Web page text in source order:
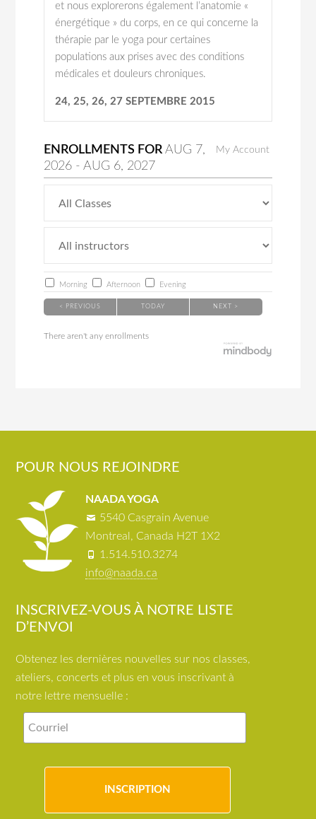
et nous explorerons également l’anatomie «
énergétique » du corps, en ce qui concerne la
thérapie par le yoga pour certaines
populations aux prises avec des conditions
médicales et douleurs chroniques.
24, 25, 26, 27 SEPTEMBRE 2015
My Account
ENROLLMENTS FORAUG 7,
2026 -AUG 6, 2027
Morning Afternoon Evening
< PREVIOUS TODAY NEXT >
There aren't any enrollments
POUR NOUS REJOINDRE
NAADA YOGA
5540 Casgrain Avenue
Montreal, Canada H2T 1X2
1.514.510.3274
info@naada.ca
INSCRIVEZ-VOUS À NOTRE LISTE
D’ENVOI
Obtenez les dernières nouvelles sur nos classes,
ateliers, concerts et plus en vous inscrivant à
notre lettre mensuelle :